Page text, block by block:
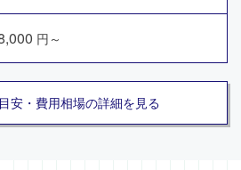
円～
安・費用相場の詳細を見る